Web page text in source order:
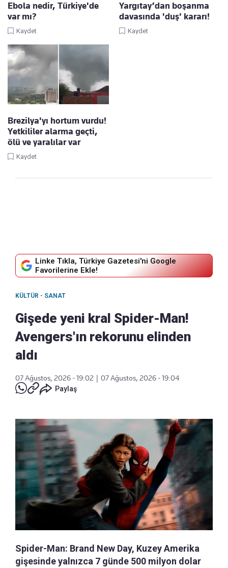
Ebola nedir, Türkiye'de
var mı?
Kaydet
Yargıtay’dan boşanma
davasında 'duş' kararı!
Kaydet
Brezilya'yı hortum vurdu!
Yetkililer alarma geçti,
ölü ve yaralılar var
Kaydet
Linke Tıkla, Türkiye Gazetesi'ni Google
Favorilerine Ekle!
KÜLTÜR - SANAT
Gişede yeni kral Spider-Man!
Avengers'ın rekorunu elinden
aldı
07 Ağustos, 2026 - 19:02
07 Ağustos, 2026 - 19:04
Paylaş
Spider-Man: Brand New Day, Kuzey Amerika
gişesinde yalnızca 7 günde 500 milyon dolar